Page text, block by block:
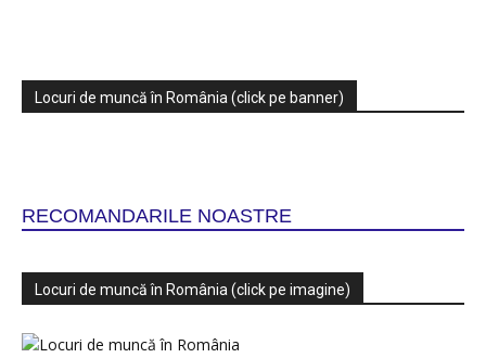
Locuri de muncă în România (click pe banner)
RECOMANDARILE NOASTRE
Locuri de muncă în România (click pe imagine)